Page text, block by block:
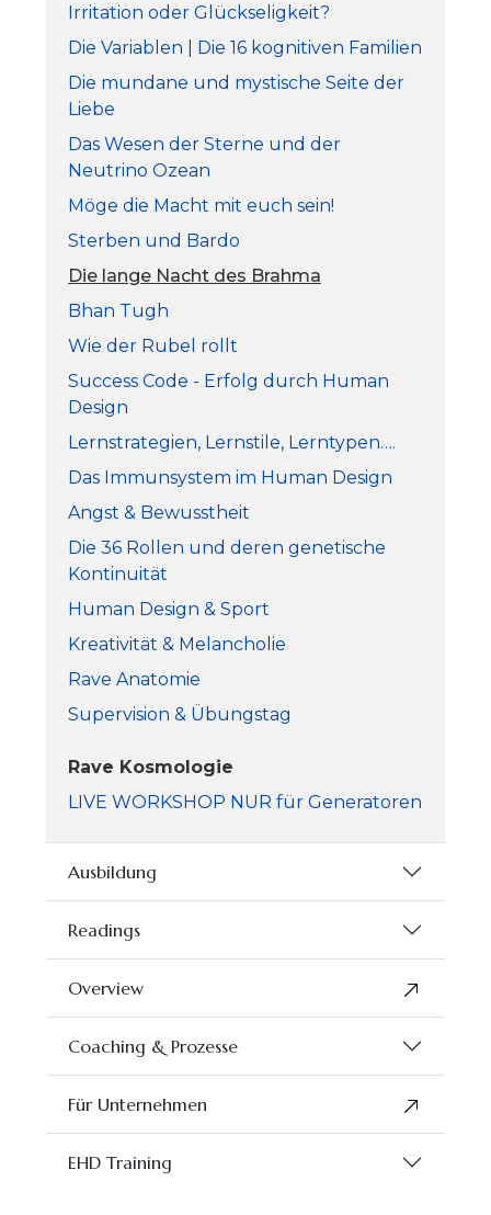
Irritation oder Glückseligkeit?
Die Variablen | Die 16 kognitiven Familien
Die mundane und mystische Seite der
Liebe
Das Wesen der Sterne und der
Neutrino Ozean
Möge die Macht mit euch sein!
Sterben und Bardo
Die lange Nacht des Brahma
Bhan Tugh
Wie der Rubel rollt
Success Code - Erfolg durch Human
Design
Lernstrategien, Lernstile, Lerntypen….
Das Immunsystem im Human Design
Angst & Bewusstheit
Die 36 Rollen und deren genetische
Kontinuität
Human Design & Sport
Kreativität & Melancholie
Rave Anatomie
Supervision & Übungstag
Rave Kosmologie
LIVE WORKSHOP NUR für Generatoren
Ausbildung
Readings
Overview
Coaching & Prozesse
Für Unternehmen
EHD Training